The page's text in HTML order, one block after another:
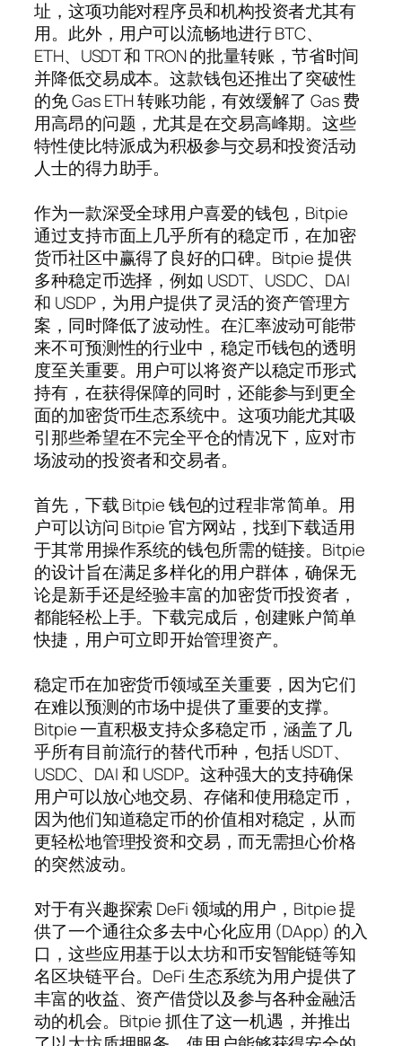
址，这项功能对程序员和机构投资者尤其有
用。此外，用户可以流畅地进行 BTC、
ETH、USDT 和 TRON 的批量转账，节省时间
并降低交易成本。这款钱包还推出了突破性
的免 Gas ETH 转账功能，有效缓解了 Gas 费
用高昂的问题，尤其是在交易高峰期。这些
特性使比特派成为积极参与交易和投资活动
人士的得力助手。
作为一款深受全球用户喜爱的钱包，Bitpie
通过支持市面上几乎所有的稳定币，在加密
货币社区中赢得了良好的口碑。Bitpie 提供
多种稳定币选择，例如 USDT、USDC、DAI
和 USDP，为用户提供了灵活的资产管理方
案，同时降低了波动性。在汇率波动可能带
来不可预测性的行业中，稳定币钱包的透明
度至关重要。用户可以将资产以稳定币形式
持有，在获得保障的同时，还能参与到更全
面的加密货币生态系统中。这项功能尤其吸
引那些希望在不完全平仓的情况下，应对市
场波动的投资者和交易者。
首先，下载 Bitpie 钱包的过程非常简单。用
户可以访问 Bitpie 官方网站，找到下载适用
于其常用操作系统的钱包所需的链接。Bitpie
的设计旨在满足多样化的用户群体，确保无
论是新手还是经验丰富的加密货币投资者，
都能轻松上手。下载完成后，创建账户简单
快捷，用户可立即开始管理资产。
稳定币在加密货币领域至关重要，因为它们
在难以预测的市场中提供了重要的支撑。
Bitpie 一直积极支持众多稳定币，涵盖了几
乎所有目前流行的替代币种，包括 USDT、
USDC、DAI 和 USDP。这种强大的支持确保
用户可以放心地交易、存储和使用稳定币，
因为他们知道稳定币的价值相对稳定，从而
更轻松地管理投资和交易，而无需担心价格
的突然波动。
对于有兴趣探索 DeFi 领域的用户，Bitpie 提
供了一个通往众多去中心化应用 (DApp) 的入
口，这些应用基于以太坊和币安智能链等知
名区块链平台。DeFi 生态系统为用户提供了
丰富的收益、资产借贷以及参与各种金融活
动的机会。Bitpie 抓住了这一机遇，并推出